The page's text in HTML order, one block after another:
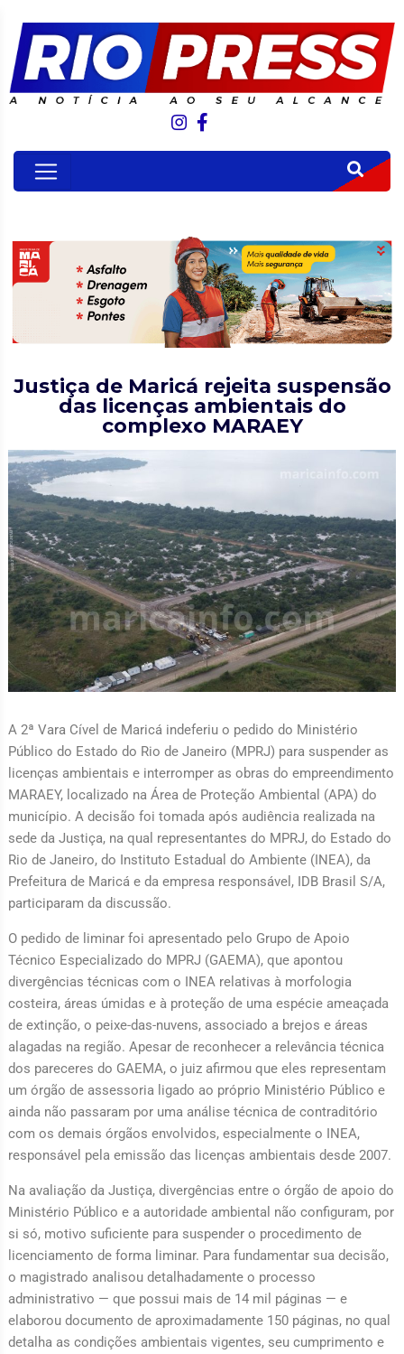
Justiça de Maricá rejeita suspensão
das licenças ambientais do
complexo MARAEY
A 2ª Vara Cível de Maricá indeferiu o pedido do Ministério
Público do Estado do Rio de Janeiro (MPRJ) para suspender as
licenças ambientais e interromper as obras do empreendimento
MARAEY, localizado na Área de Proteção Ambiental (APA) do
município. A decisão foi tomada após audiência realizada na
sede da Justiça, na qual representantes do MPRJ, do Estado do
Rio de Janeiro, do Instituto Estadual do Ambiente (INEA), da
Prefeitura de Maricá e da empresa responsável, IDB Brasil S/A,
participaram da discussão.
O pedido de liminar foi apresentado pelo Grupo de Apoio
Técnico Especializado do MPRJ (GAEMA), que apontou
divergências técnicas com o INEA relativas à morfologia
costeira, áreas úmidas e à proteção de uma espécie ameaçada
de extinção, o peixe-das-nuvens, associado a brejos e áreas
alagadas na região. Apesar de reconhecer a relevância técnica
dos pareceres do GAEMA, o juiz afirmou que eles representam
um órgão de assessoria ligado ao próprio Ministério Público e
ainda não passaram por uma análise técnica de contraditório
com os demais órgãos envolvidos, especialmente o INEA,
responsável pela emissão das licenças ambientais desde 2007.
Na avaliação da Justiça, divergências entre o órgão de apoio do
Ministério Público e a autoridade ambiental não configuram, por
si só, motivo suficiente para suspender o procedimento de
licenciamento de forma liminar. Para fundamentar sua decisão,
o magistrado analisou detalhadamente o processo
administrativo — que possui mais de 14 mil páginas — e
elaborou documento de aproximadamente 150 páginas, no qual
detalha as condições ambientais vigentes, seu cumprimento e